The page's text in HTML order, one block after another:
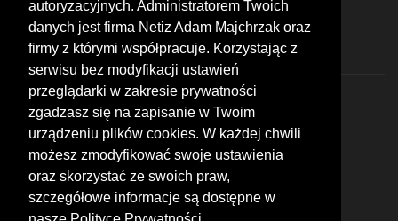
autoryzacyjnych. Administratorem Twoich
danych jest firma Netiz Adam Majchrzak oraz
firmy z którymi współpracuje. Korzystając z
serwisu bez modyfikacji ustawień
przeglądarki w zakresie prywatności
zgadzasz się na zapisanie w Twoim
urządzeniu plików cookies. W każdej chwili
możesz zmodyfikować swoje ustawienia
oraz skorzystać ze swoich praw,
szczegółowe informacje są dostępne w
© 2026 by MotoWhizzer.com
All rights reserved.